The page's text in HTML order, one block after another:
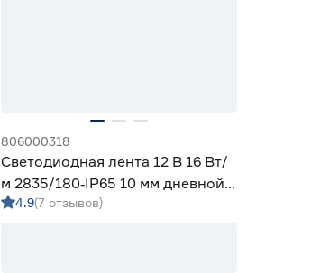
806000318
Светодиодная лента 12 В 16 Вт/
м 2835/180‑IP65 10 мм дневной 2
м Geniled
4.9(7 отзывов)